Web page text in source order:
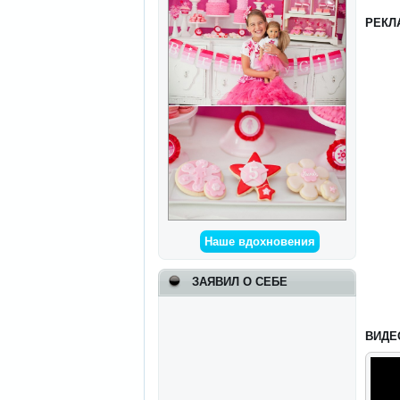
Наше вдохновения
ЗАЯВИЛ О СЕБЕ